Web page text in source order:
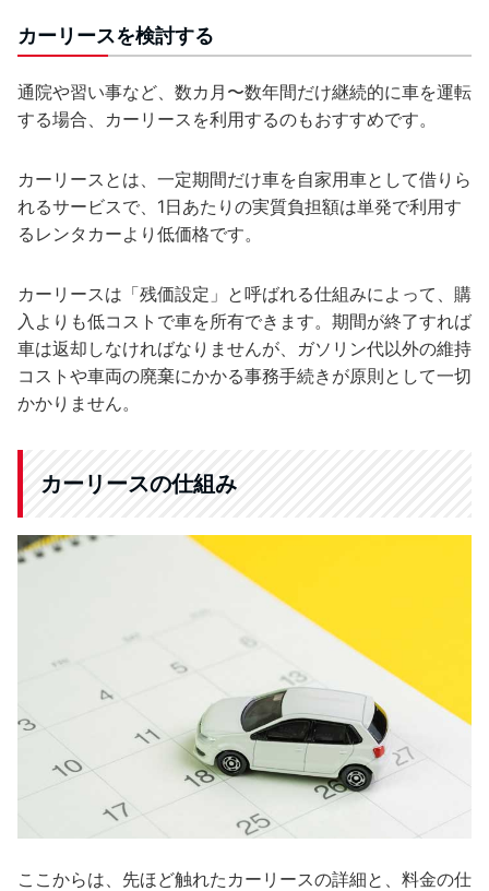
カーリースを検討する
通院や習い事など、数カ月〜数年間だけ継続的に車を運転
する場合、カーリースを利用するのもおすすめです。
カーリースとは、一定期間だけ車を自家用車として借りら
れるサービスで、1日あたりの実質負担額は単発で利用す
るレンタカーより低価格です。
カーリースは「残価設定」と呼ばれる仕組みによって、購
入よりも低コストで車を所有できます。期間が終了すれば
車は返却しなければなりませんが、ガソリン代以外の維持
コストや車両の廃棄にかかる事務手続きが原則として一切
かかりません。
カーリースの仕組み
ここからは、先ほど触れたカーリースの詳細と、料金の仕